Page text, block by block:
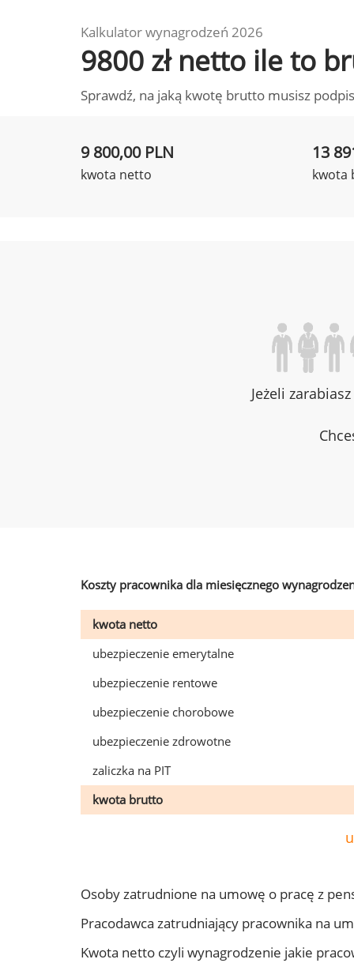
Kalkulator wynagrodzeń 2026
9800 zł netto ile to
Sprawdź, na jaką kwotę brutto musisz
9 800,00 PLN
kwota netto
13
kwota
Jeżeli
Koszty pracownika dla miesięcznego
kwota netto
ubezpieczenie emerytalne
ubezpieczenie rentowe
ubezpieczenie chorobowe
ubezpieczenie zdrowotne
zaliczka na PIT
kwota brutto
Osoby zatrudnione na umowę o pracę z
Pracodawca zatrudniający pracownika na
Kwota netto czyli wynagrodzenie jakie